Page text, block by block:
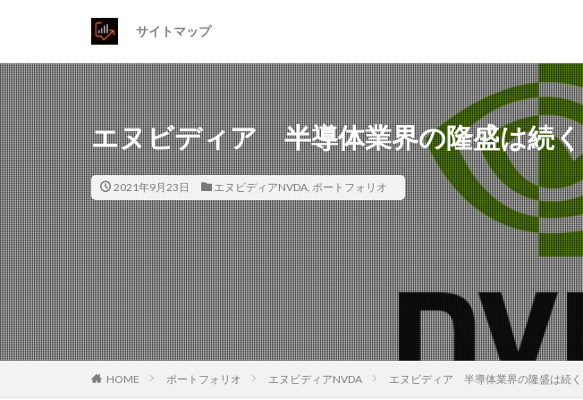
サイトマップ
エヌビディア 半導体業界の隆盛は続く
2021年9月23日 エヌビディアNVDA, ポートフォリオ
HOME ポートフォリオ エヌビディアNVDA エヌビディア 半導体業界の隆盛は続く